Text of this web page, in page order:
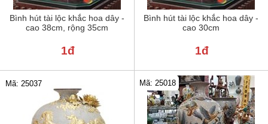
Bình hút tài lộc khắc hoa dây -
cao 38cm, rộng 35cm
1đ
Bình hút tài lộc khắc hoa dây -
cao 30cm
1đ
Mã: 25037 Mã: 25018